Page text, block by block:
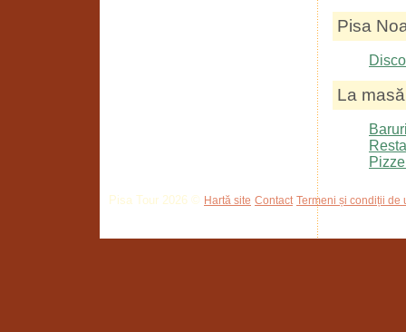
Pisa
La masă
Pisa Tour 2026 © Hartă site Contact Termeni și condiții de